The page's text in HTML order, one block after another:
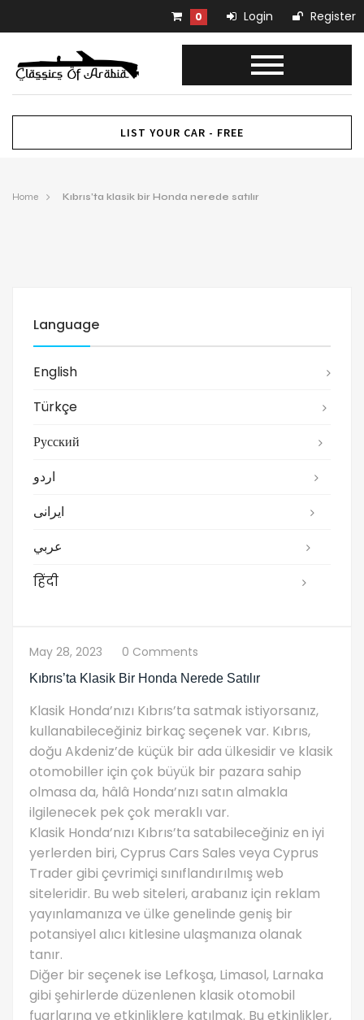
0 Login Register
LIST YOUR CAR - FREE
Home Kıbrıs’ta klasik bir Honda nerede satılır
Language
English
Türkçe
Русский
اردو
ایرانی
عربي
हिंदी
May 28, 2023 0 Comments
Kıbrıs’ta Klasik Bir Honda Nerede Satılır
Klasik Honda’nızı Kıbrıs’ta satmak istiyorsanız,
kullanabileceğiniz birkaç seçenek var. Kıbrıs,
doğu Akdeniz’de küçük bir ada ülkesidir ve klasik
otomobiller için çok büyük bir pazara sahip
olmasa da, hâlâ Honda’nızı satın almakla
ilgilenecek pek çok meraklı var.
Klasik Honda’nızı Kıbrıs’ta satabileceğiniz en iyi
yerlerden biri, Cyprus Cars Sales veya Cyprus
Trader gibi çevrimiçi sınıflandırılmış web
siteleridir. Bu web siteleri, arabanız için reklam
yayınlamanıza ve ülke genelinde geniş bir
potansiyel alıcı kitlesine ulaşmanıza olanak
tanır.
Diğer bir seçenek ise Lefkoşa, Limasol, Larnaka
gibi şehirlerde düzenlenen klasik otomobil
fuarlarına ve etkinliklere katılmak. Bu etkinlikler,